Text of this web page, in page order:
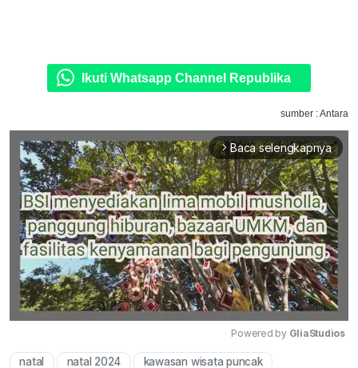
Ikuti Whatsapp Channel Republika
sumber : Antara
arrow_forward_ios Baca selengkapnya
Powered by GliaStudios
natal natal 2024 kawasan wisata puncak